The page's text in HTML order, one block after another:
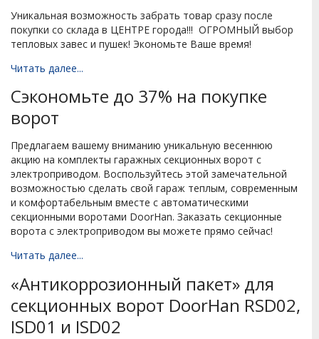
Уникальная возможность забрать товар сразу после
покупки со склада в ЦЕНТРЕ города!!! ОГРОМНЫЙ выбор
тепловых завес и пушек! Экономьте Ваше время!
Читать далее...
Сэкономьте до 37% на покупке
ворот
Предлагаем вашему вниманию уникальную весеннюю
акцию на комплекты гаражных секционных ворот с
электроприводом. Воспользуйтесь этой замечательной
возможностью сделать свой гараж теплым, современным
и комфортабельным вместе с автоматическими
секционными воротами DoorHan. Заказать секционные
ворота с электроприводом вы можете прямо сейчас!
Читать далее...
«Антикоррозионный пакет» для
секционных ворот DoorHan RSD02,
ISD01 и ISD02